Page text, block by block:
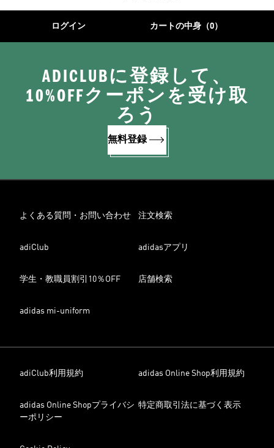
ログイン カートの中身（0）
ADICLUBに登録して、
10%OFFクーポンを受け取
ろう
無料登録
よくある質問・お問い合わせ 注文検索
adiClub adidasアプリ
学生・教職員割引10％OFF 店舗検索
adidas mi-uniform
adiClub利用規約 adidas Online Shop利用規約
adidas Online Shopプライバシ
ーポリシー
特定商取引法に基づく表示